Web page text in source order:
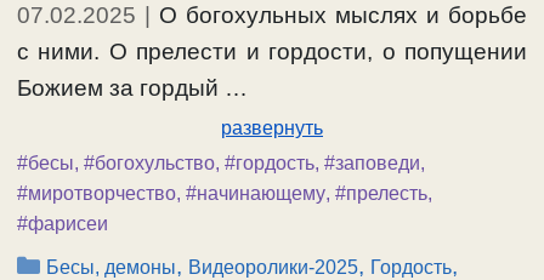
07.02.2025 | О богохульных мыслях и борьбе
с ними. О прелести и гордости, о попущении
Божием за гордый …
развернуть
#бесы, #богохульство, #гордость, #заповеди,
#миротворчество, #начинающему, #прелесть,
#фарисеи
Рубрики
Бесы, демоны, Видеоролики-2025, Гордость,